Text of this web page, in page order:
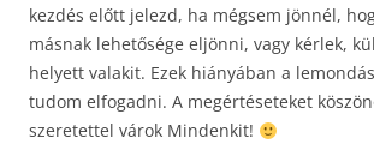
kezdés előtt jelezd, ha mégsem jönnél,
másnak lehetősége eljönni, vagy kérlek,
helyett valakit. Ezek hiányában a
tudom elfogadni. A megértéseteket
szeretettel várok Mindenkit!